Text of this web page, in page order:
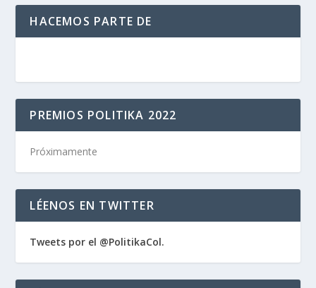
HACEMOS PARTE DE
PREMIOS POLITIKA 2022
Próximamente
LÉENOS EN TWITTER
Tweets por el @PolitikaCol.